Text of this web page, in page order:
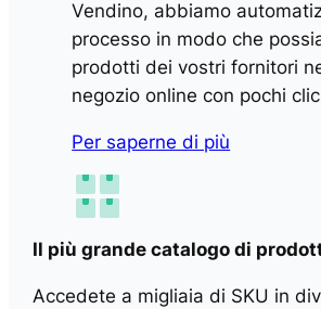
Vendino, abbiamo
processo in modo che
prodotti dei vostri fornitori
negozio online con pochi
Per saperne di più
Il più grande catalogo di
Accedete a migliaia di SKU in